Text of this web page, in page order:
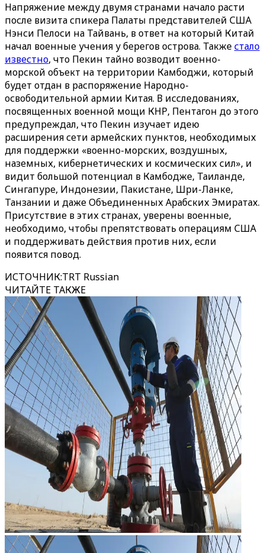
Напряжение между двумя странами начало расти
после визита спикера Палаты представителей США
Нэнси Пелоси на Тайвань, в ответ на который Китай
начал военные учения у берегов острова. Такжестало
известно, что Пекин тайно возводит военно-
морской объект на территории Камбоджи, который
будет отдан в распоряжение Народно-
освободительной армии Китая. В исследованиях,
посвященных военной мощи КНР, Пентагон до этого
предупреждал, что Пекин изучает идею
расширения сети армейских пунктов, необходимых
для поддержки «военно-морских, воздушных,
наземных, кибернетических и космических сил», и
видит большой потенциал в Камбодже, Таиланде,
Сингапуре, Индонезии, Пакистане, Шри-Ланке,
Танзании и даже Объединенных Арабских Эмиратах.
Присутствие в этих странах, уверены военные,
необходимо, чтобы препятствовать операциям США
и поддерживать действия против них, если
появится повод.
ИСТОЧНИК:TRT Russian
ЧИТАЙТЕ ТАКЖЕ